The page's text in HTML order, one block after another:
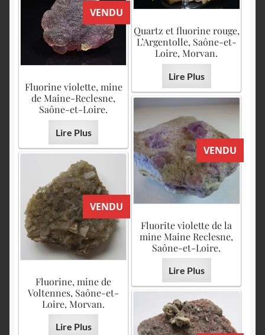
Quartz et fluorine rouge,
L’Argentolle, Saône-et-
Loire, Morvan.
Lire Plus
VENDU
Fluorine violette, mine
de Maine-Reclesne,
Saône-et-Loire.
Lire Plus
VENDU
Fluorite violette de la
mine Maine Reclesne,
Saône-et-Loire.
Lire Plus
VENDU
Fluorine, mine de
Voltennes, Saône-et-
Loire, Morvan.
Lire Plus